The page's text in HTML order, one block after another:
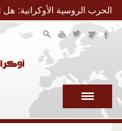
Navigation
الحرب الروسية الأوكرانية: